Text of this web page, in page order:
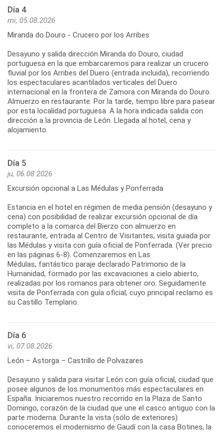
Día 4
mi, 05.08.2026
Miranda do Douro - Crucero por los Arribes
Desayuno y salida dirección Miranda do Douro, ciudad
portuguesa en la que embarcaremos para realizar un crucero
fluvial por los Arribes del Duero (entrada incluida), recorriendo
los espectaculares acantilados verticales del Duero
internacional en la frontera de Zamora con Miranda do Douro.
Almuerzo en restaurante. Por la tarde, tiempo libre para pasear
por esta localidad portuguesa. A la hora indicada salida con
dirección a la provincia de León. Llegada al hotel, cena y
alojamiento.
Día 5
ju, 06.08.2026
Excursión opcional a Las Médulas y Ponferrada
Estancia en el hotel en régimen de media pensión (desayuno y
cena) con posibilidad de realizar excursión opcional de día
completo a la comarca del Bierzo con almuerzo en
restaurante, entrada al Centro de Visitantes, visita guiada por
las Médulas y visita con guía oficial de Ponferrada. (Ver precio
en las páginas 6-8). Comenzaremos en Las
Médulas, fantástico paraje declarado Patrimonio de la
Humanidad, formado por las excavaciones a cielo abierto,
realizadas por los romanos para obtener oro. Seguidamente
visita de Ponferrada con guía oficial, cuyo principal reclamo es
su Castillo Templario.
Día 6
vi, 07.08.2026
León – Astorga – Castrillo de Polvazares
Desayuno y salida para visitar León con guía oficial, ciudad que
posee algunos de los monumentos más espectaculares en
España. Iniciaremos nuestro recorrido en la Plaza de Santo
Domingo, corazón de la ciudad que une el casco antiguo con la
parte moderna. Durante la vista (sólo de exteriores)
conoceremos el modernismo de Gaudí con la casa Botines, la